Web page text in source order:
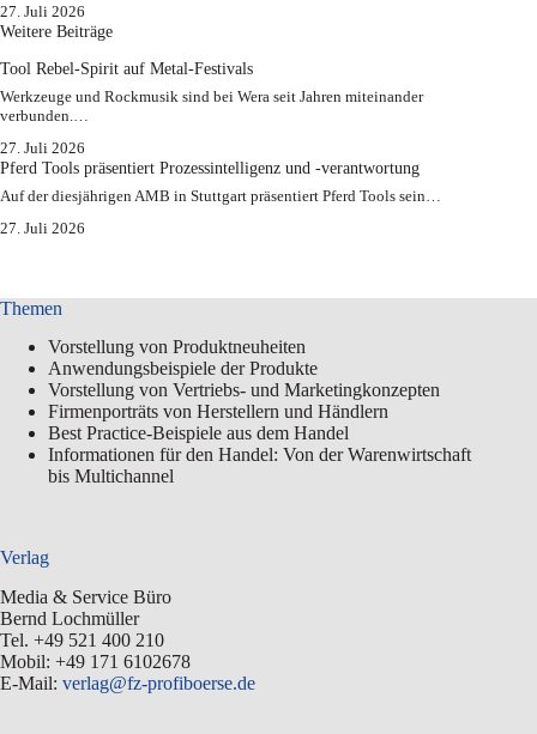
27. Juli 2026
Weitere Beiträge
Tool Rebel-Spirit auf Metal-Festivals
Werkzeuge und Rockmusik sind bei Wera seit Jahren miteinander
verbunden.…
27. Juli 2026
Pferd Tools präsentiert Prozessintelligenz und -verantwortung
Auf der diesjährigen AMB in Stuttgart präsentiert Pferd Tools sein…
27. Juli 2026
Themen
Vorstellung von Produktneuheiten
Anwendungsbeispiele der Produkte
Vorstellung von Vertriebs- und Marketingkonzepten
Firmenporträts von Herstellern und Händlern
Best Practice-Beispiele aus dem Handel
Informationen für den Handel: Von der Warenwirtschaft
bis Multichannel
Verlag
Media & Service Büro
Bernd Lochmüller
Tel. +49 521 400 210
Mobil: +49 171 6102678
E-Mail: verlag@fz-profiboerse.de